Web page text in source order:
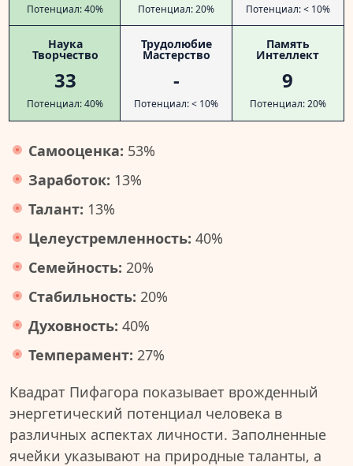
Потенциал: 40% Потенциал: 20% Потенциал: < 10%
Наука
Творчество
33
Потенциал: 40%
Трудолюбие
Мастерство
-
Потенциал: < 10%
Память
Интеллект
9
Потенциал: 20%
Самооценка: 53%
Заработок: 13%
Талант: 13%
Целеустремленность: 40%
Семейность: 20%
Стабильность: 20%
Духовность: 40%
Темперамент: 27%
Квадрат Пифагора показывает врожденный
энергетический потенциал человека в
различных аспектах личности. Заполненные
ячейки указывают на природные таланты, а